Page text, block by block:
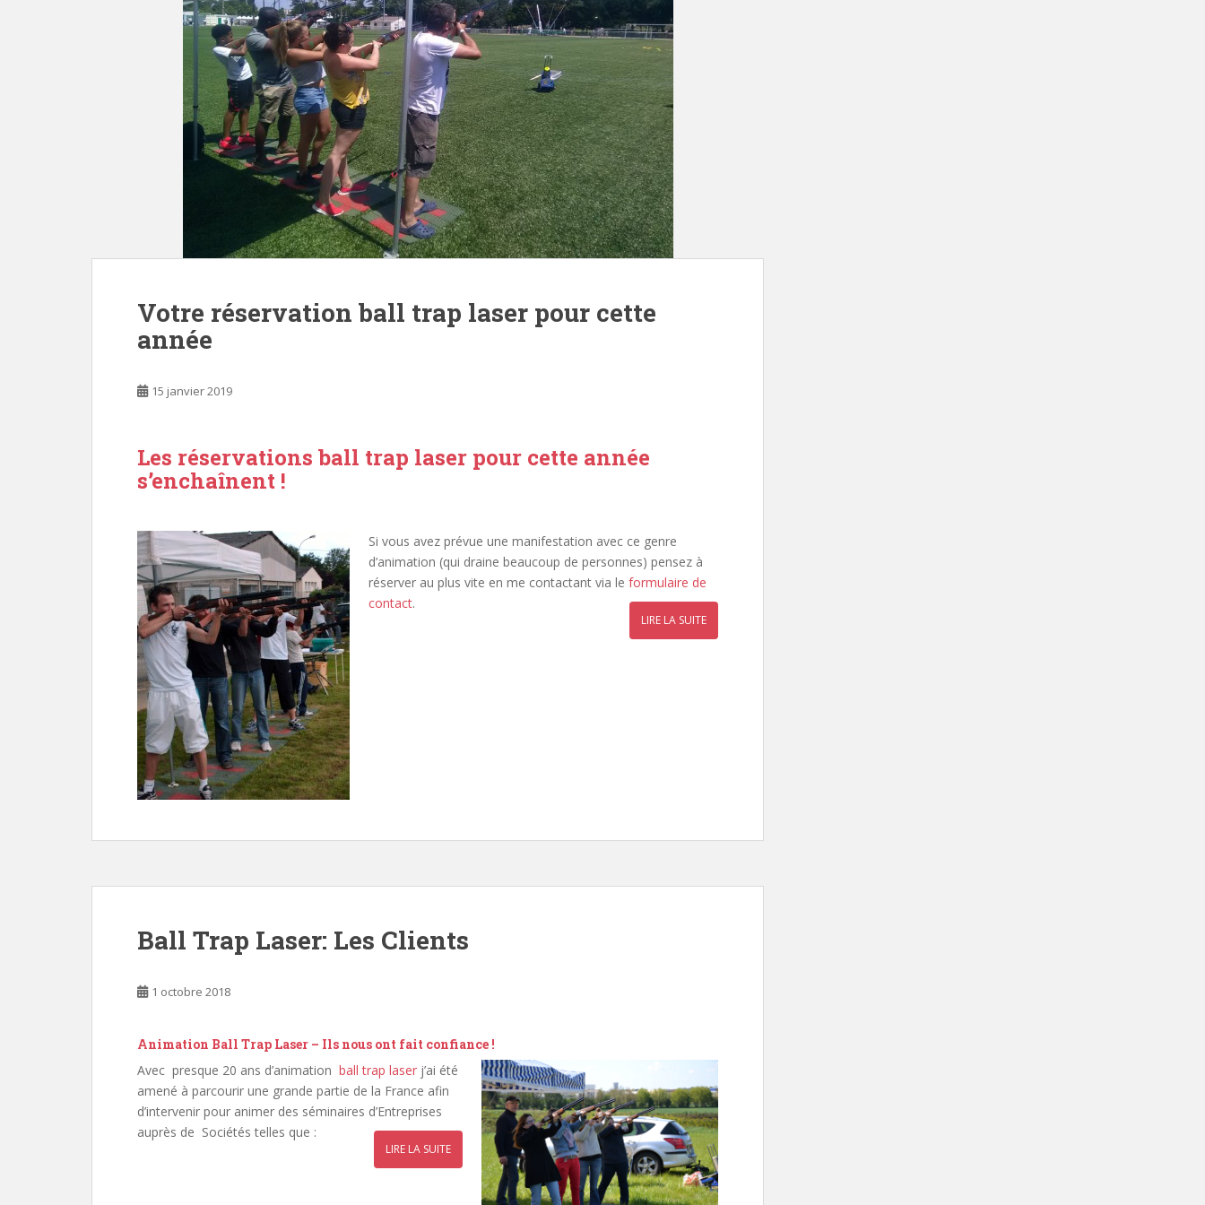
Votre réservation ball trap laser pour cette
année
15 janvier 2019
Les réservations ball trap laser pour cette année
s’enchaînent !
Si vous avez prévue une manifestation avec ce genre
d’animation (qui draine beaucoup de personnes) pensez à
réserver au plus vite en me contactant via le formulaire de
contact.
LIRE LA SUITE
Ball Trap Laser: Les Clients
1 octobre 2018
Animation Ball Trap Laser – Ils nous ont fait confiance !
Avec presque 20 ans d’animation ball trap laser j’ai été
amené à parcourir une grande partie de la France afin
d’intervenir pour animer des séminaires d’Entreprises
auprès de Sociétés telles que :
LIRE LA SUITE